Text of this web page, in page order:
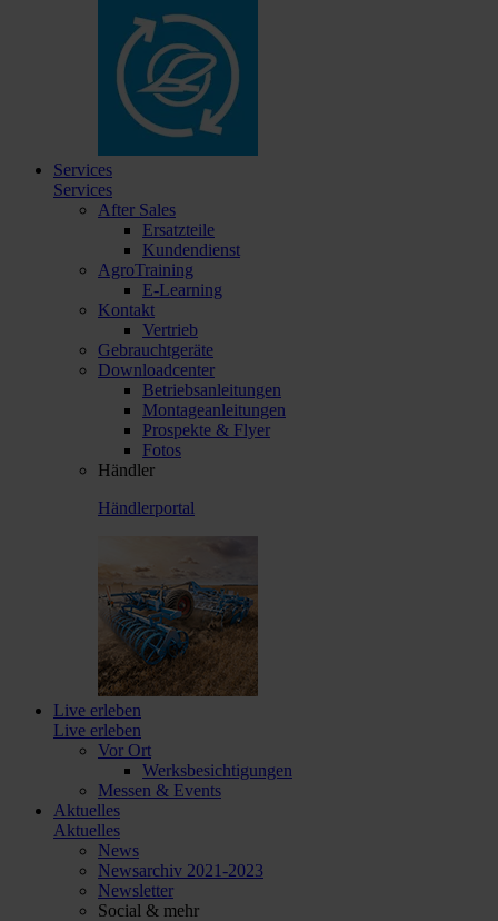
Services
Services
After Sales
Ersatzteile
Kundendienst
AgroTraining
E-Learning
Kontakt
Vertrieb
Gebrauchtgeräte
Downloadcenter
Betriebsanleitungen
Montageanleitungen
Prospekte & Flyer
Fotos
Händler
Händlerportal
Live erleben
Live erleben
Vor Ort
Werksbesichtigungen
Messen & Events
Aktuelles
Aktuelles
News
Newsarchiv 2021-2023
Newsletter
Social & mehr